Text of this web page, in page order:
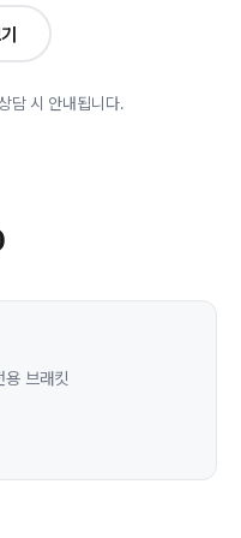
담 시 안내됩니다.
브래킷